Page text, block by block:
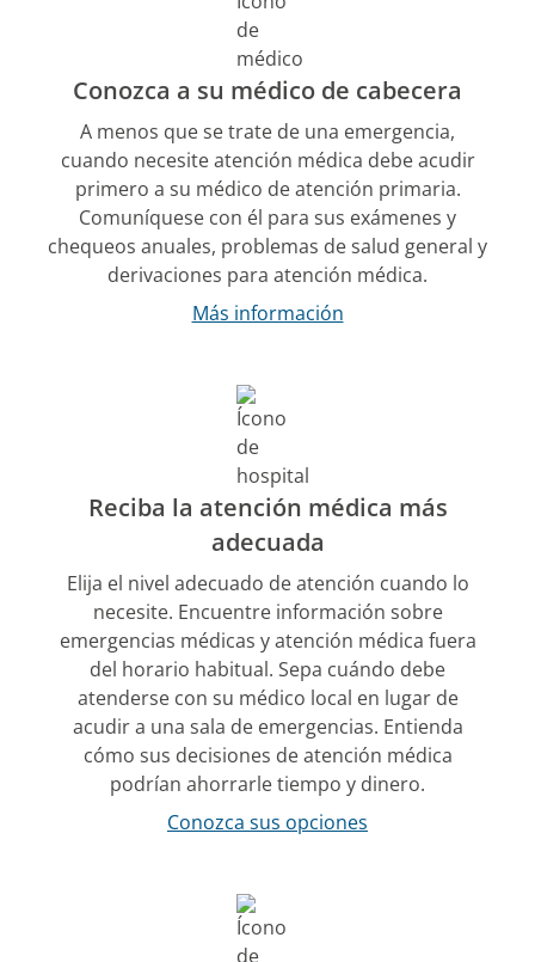
Conozca a su médico de cabecera
A menos que se trate de una emergencia,
cuando necesite atención médica debe acudir
primero a su médico de atención primaria.
Comuníquese con él para sus exámenes y
chequeos anuales, problemas de salud general y
derivaciones para atención médica.
Más información
Reciba la atención médica más
adecuada
Elija el nivel adecuado de atención cuando lo
necesite. Encuentre información sobre
emergencias médicas y atención médica fuera
del horario habitual. Sepa cuándo debe
atenderse con su médico local en lugar de
acudir a una sala de emergencias. Entienda
cómo sus decisiones de atención médica
podrían ahorrarle tiempo y dinero.
Conozca sus opciones